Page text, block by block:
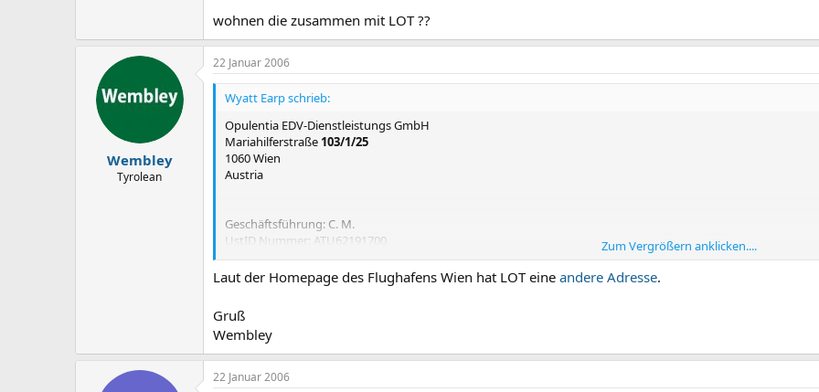
wohnen die zusammen mit LOT ??
Wembley
Tyrolean
22 Januar 2006
Wyatt Earp schrieb:
Opulentia EDV-Dienstleistungs GmbH
Mariahilferstraße 103/1/25
1060 Wien
Austria
Geschäftsführung: C. M.
UstID Nummer: ATU62191700
wohnen die zusammen mit LOT ??
Zum Vergrößern anklicken....
Laut der Homepage des Flughafens Wien hat LOT eine andere Adresse.
Gruß
Wembley
22 Januar 2006